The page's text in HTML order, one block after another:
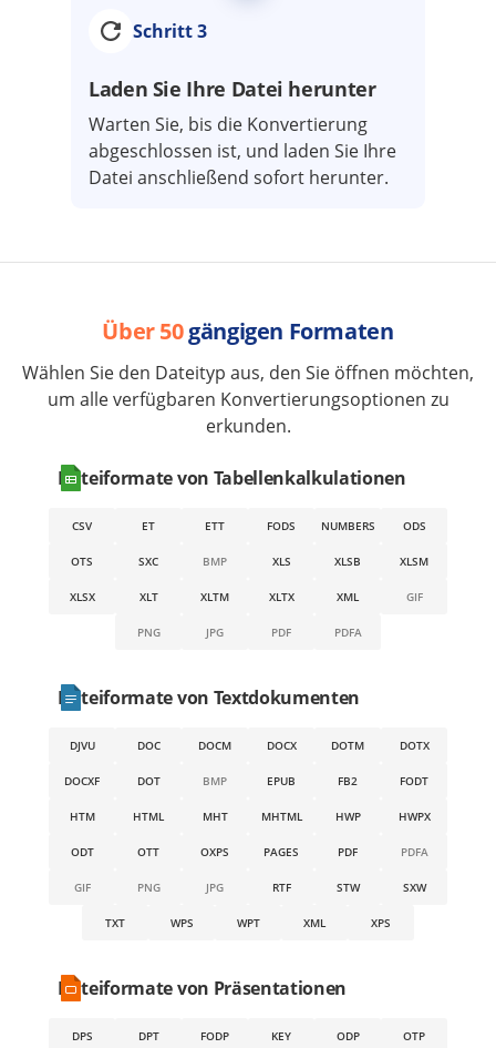
Schritt 3
Laden Sie Ihre Datei herunter
Warten Sie, bis die Konvertierung
abgeschlossen ist, und laden Sie Ihre
Datei anschließend sofort herunter.
Über 50gängigen Formaten
Wählen Sie den Dateityp aus, den Sie öffnen möchten,
um alle verfügbaren Konvertierungsoptionen zu
erkunden.
Dateiformate von Tabellenkalkulationen
CSV ET ETT FODS NUMBERS ODS
OTS SXC BMP XLS XLSB XLSM
XLSX XLT XLTM XLTX XML GIF
PNG JPG PDF PDFA
Dateiformate von Textdokumenten
DJVU DOC DOCM DOCX DOTM DOTX
DOCXF DOT BMP EPUB FB2 FODT
HTM HTML MHT MHTML HWP HWPX
ODT OTT OXPS PAGES PDF PDFA
GIF PNG JPG RTF STW SXW
TXT WPS WPT XML XPS
Dateiformate von Präsentationen
DPS DPT FODP KEY ODP OTP